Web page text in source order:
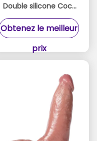
Double silicone Cock
22,5Cm couleur brune
Pour le maximum de
Obtenez le meilleur
prix